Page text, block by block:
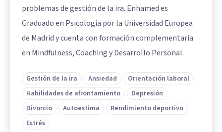
problemas de gestión de la ira. Enhamed es
Graduado en Psicología por la Universidad Europea
de Madrid y cuenta con formación complementaria
en Mindfulness, Coaching y Desarrollo Personal.
Gestión de la ira Ansiedad
Orientación laboral
Habilidades de afrontamiento
Depresión
Divorcio
Autoestima
Rendimiento deportivo
Estrés